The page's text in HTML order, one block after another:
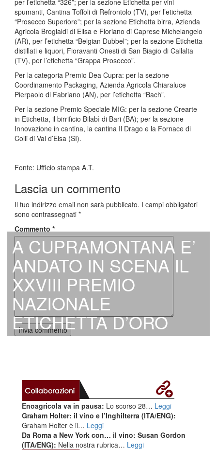
A CUPRAMONTANA E’
ANDATO IN SCENA IL
XXVIII PREMIO
NAZIONALE
ETICHETTA D’ORO
spumanti, Cantina Toffoli di Refrontolo (TV), per l’etichetta
“Prosecco Superiore”; per la sezione Etichetta birra, Azienda
Agricola Brogialdi di Elisa e Floriano di Caprese Michelangelo
(AR), per l’etichetta “Belgian Dubbel”; per la sezione Etichetta
distillati e liquori, Fioravanti Onesti di San Biagio di Callalta
(TV), per l’etichetta “Grappa Prosecco”.
Per la categoria Premio Dea Cupra: per la sezione
Coordinamento Packaging, Azienda Agricola Chiaraluce
Pierpaolo di Fabriano (AN), per l’etichetta “Bach”.
Per la sezione Premio Speciale MIG: per la sezione Crearte
in Etichetta, il birrificio Bilabì di Bari (BA); per la sezione
Innovazione in cantina, la cantina Il Drago e la Fornace di
Colli di Val d’Elsa (SI).
Fonte: Ufficio stampa A.T.
Lascia un commento
Il tuo indirizzo email non sarà pubblicato. I campi obbligatori
sono contrassegnati *
Commento *
Enoagricola va in pausa: Lo scorso 28… Leggi
Graham Holter: il vino e l’Inghilterra (ITA/ENG):
Graham Holter è il… Leggi
Da Roma a New York con… il vino: Susan Gordon
(ITA/ENG): Nella nostra rubrica… Leggi